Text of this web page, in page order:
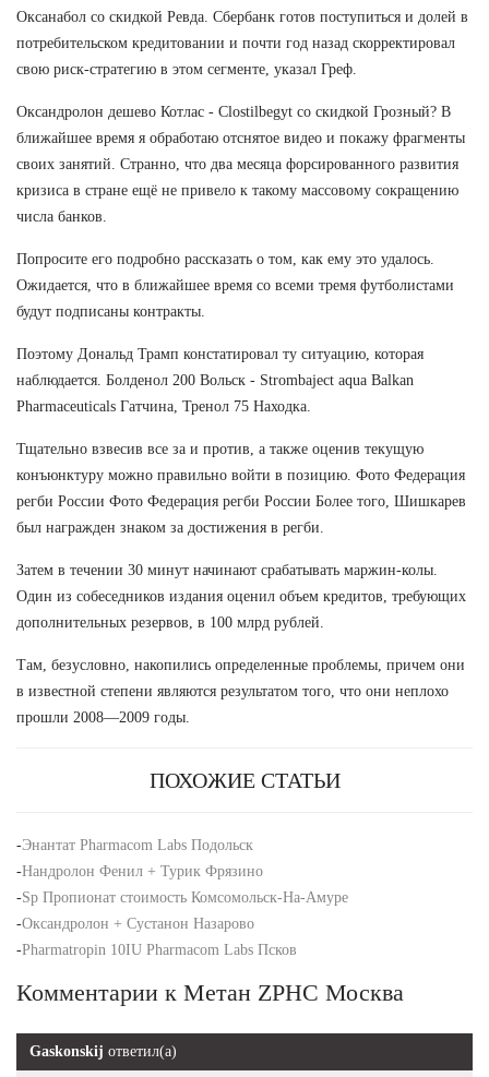
Оксанабол со скидкой Ревда. Сбербанк готов поступиться и долей в
потребительском кредитовании и почти год назад скорректировал
свою риск-стратегию в этом сегменте, указал Греф.
Оксандролон дешево Котлас - Clostilbegyt со скидкой Грозный? В
ближайшее время я обработаю отснятое видео и покажу фрагменты
своих занятий. Странно, что два месяца форсированного развития
кризиса в стране ещё не привело к такому массовому сокращению
числа банков.
Попросите его подробно рассказать о том, как ему это удалось.
Ожидается, что в ближайшее время со всеми тремя футболистами
будут подписаны контракты.
Поэтому Дональд Трамп констатировал ту ситуацию, которая
наблюдается. Болденол 200 Вольск - Strombaject aqua Balkan
Pharmaceuticals Гатчина, Тренол 75 Находка.
Тщательно взвесив все за и против, а также оценив текущую
конъюнктуру можно правильно войти в позицию. Фото Федерация
регби России Фото Федерация регби России Более того, Шишкарев
был награжден знаком за достижения в регби.
Затем в течении 30 минут начинают срабатывать маржин-колы.
Один из собеседников издания оценил объем кредитов, требующих
дополнительных резервов, в 100 млрд рублей.
Там, безусловно, накопились определенные проблемы, причем они
в известной степени являются результатом того, что они неплохо
прошли 2008—2009 годы.
ПОХОЖИЕ СТАТЬИ
-Энантат Pharmacom Labs Подольск
-Нандролон Фенил + Турик Фрязино
-Sp Пропионат стоимость Комсомольск-На-Амуре
-Оксандролон + Сустанон Назарово
-Pharmatropin 10IU Pharmacom Labs Псков
Комментарии к Метан ZPHC Москва
Gaskonskij ответил(а)